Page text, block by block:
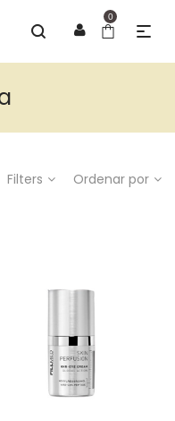
0
Filters Ordenar por